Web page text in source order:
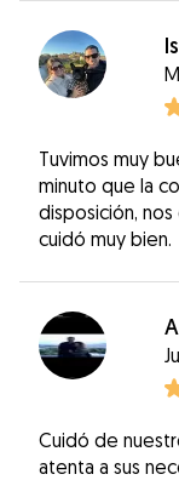
Tuvimos muy
minuto que la
disposición,
cuidó muy bien.
Cuidó de
atenta a sus